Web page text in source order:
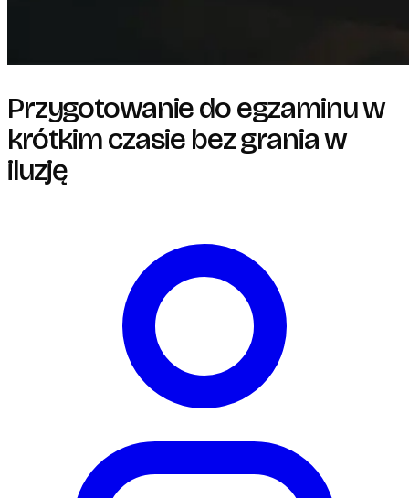
Przygotowanie do egzaminu w
krótkim czasie bez grania w
iluzję